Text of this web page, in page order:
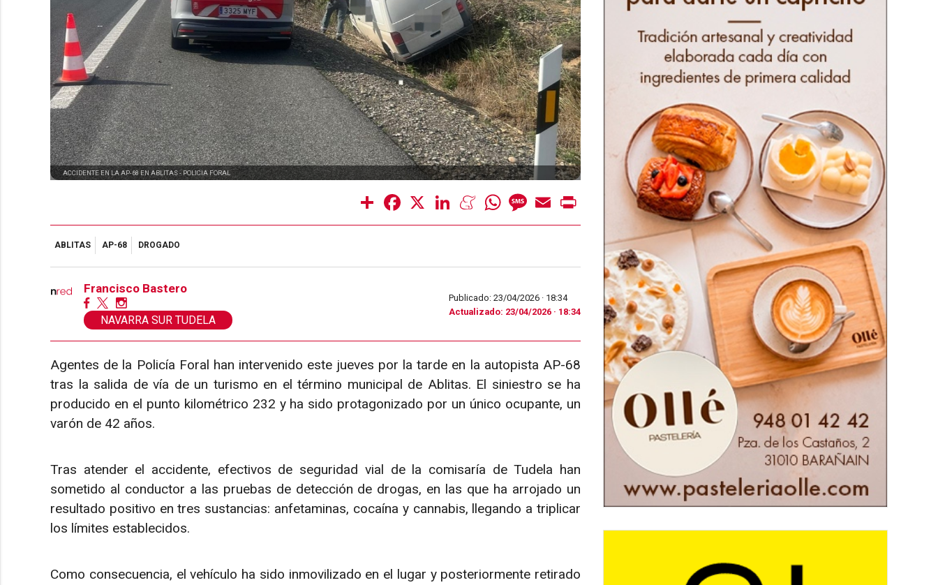
ACCIDENTE EN LA AP-68 EN ABLITAS -POLICIA FORAL
Share Facebook LinkedInMeneameWhatsAppMessage
Email
ABLITAS AP-68 DROGADO
Francisco Bastero
NAVARRA SUR TUDELA
Publicado: 23/04/2026 · 18:34
Actualizado: 23/04/2026 · 18:34
Agentes de la Policía Foral han intervenido este jueves por la tarde en la autopista AP-68
tras la salida de vía de un turismo en el término municipal de Ablitas. El siniestro se ha
producido en el punto kilométrico 232 y ha sido protagonizado por un único ocupante, un
varón de 42 años.
Tras atender el accidente, efectivos de seguridad vial de la comisaría de Tudela han
sometido al conductor a las pruebas de detección de drogas, en las que ha arrojado un
resultado positivo en tres sustancias: anfetaminas, cocaína y cannabis, llegando a triplicar
los límites establecidos.
Como consecuencia, el vehículo ha sido inmovilizado en el lugar y posteriormente retirado